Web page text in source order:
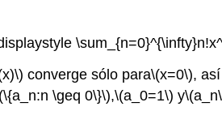
converge sólo para\(x=0\),
\geq 0\}\),\(a_0=1\) y